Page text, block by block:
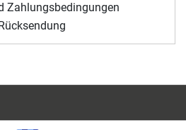
Zahlungsbedingungen